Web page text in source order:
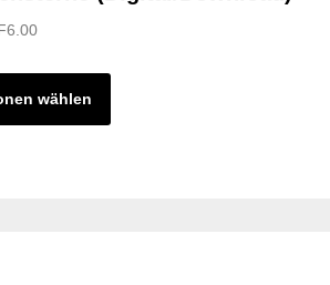
6.00
wählen